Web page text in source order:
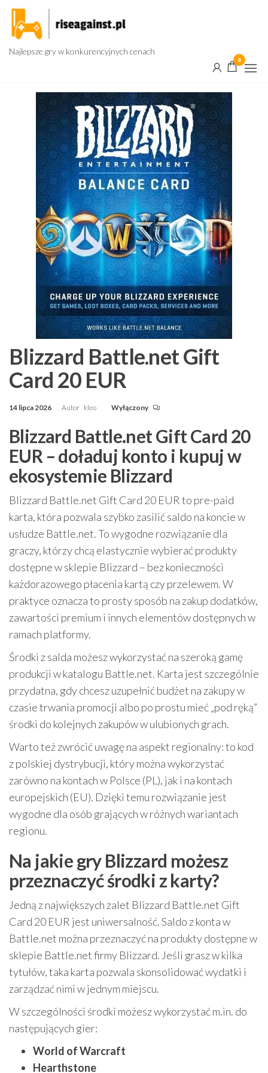
Przejdź
treści
Najlepsze gry w konkurencyjnych cenach
0
Blizzard Battle.net Gift
Card 20 EUR
14 lipca 2026 Autor kleo Wyłączony
Blizzard Battle.net Gift Card 20
EUR – doładuj konto i kupuj w
ekosystemie Blizzard
Blizzard Battle.net Gift Card 20 EUR to pre-paid
karta, która pozwala szybko zasilić saldo na koncie w
usłudze Battle.net. To wygodne rozwiązanie dla
graczy, którzy chcą elastycznie wybierać produkty
dostępne w sklepie Blizzard – bez konieczności
każdorazowego płacenia kartą czy przelewem. W
praktyce oznacza to prosty sposób na zakup dodatków,
zawartości premium i innych elementów dostępnych w
ramach platformy.
Środki z salda możesz wykorzystać na szeroką gamę
produkcji w katalogu Battle.net. Karta jest szczególnie
przydatna, gdy chcesz uzupełnić budżet na zakupy w
czasie trwania promocji albo po prostu mieć „pod ręką”
środki do kolejnych zakupów w ulubionych grach.
Warto też zwrócić uwagę na aspekt regionalny: to kod
z polskiej dystrybucji, który można wykorzystać
zarówno na kontach w Polsce (PL), jak i na kontach
europejskich (EU). Dzięki temu rozwiązanie jest
wygodne dla osób grających w różnych wariantach
regionu.
Na jakie gry Blizzard możesz
przeznaczyć środki z karty?
Jedną z największych zalet Blizzard Battle.net Gift
Card 20 EUR jest uniwersalność. Saldo z konta w
Battle.net można przeznaczyć na produkty dostępne w
sklepie Battle.net firmy Blizzard. Jeśli grasz w kilka
tytułów, taka karta pozwala skonsolidować wydatki i
zarządzać nimi w jednym miejscu.
W szczególności środki możesz wykorzystać m.in. do
następujących gier:
World of Warcraft
Hearthstone